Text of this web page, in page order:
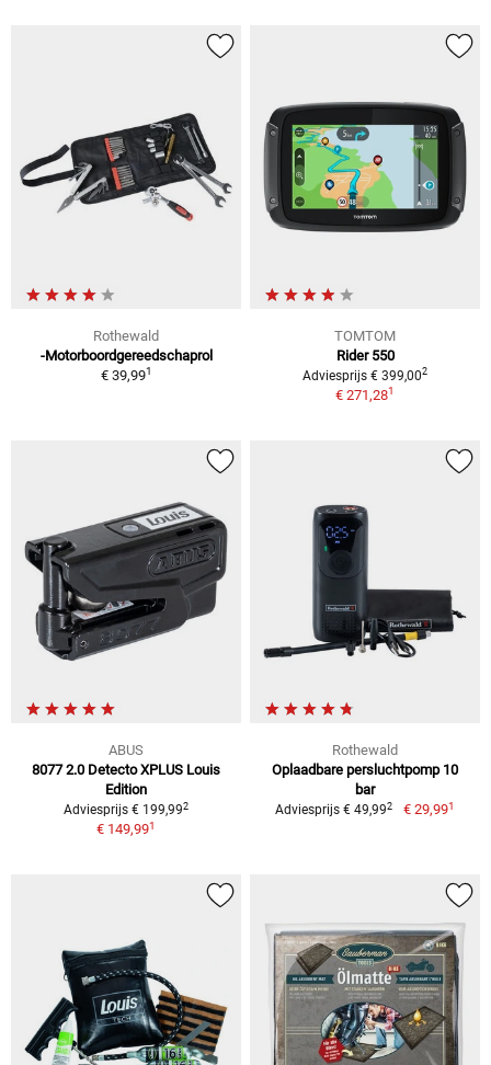
Rothewald
-Motorboordgereedschaprol
€ 39,991
TOMTOM
Rider 550
Adviesprijs € 399,002
€ 271,281
ABUS
8077 2.0 Detecto XPLUS Louis
Edition
Adviesprijs € 199,992
€ 149,991
Rothewald
Oplaadbare persluchtpomp 10
bar
Adviesprijs € 49,992 € 29,991